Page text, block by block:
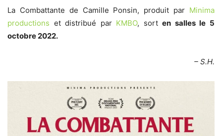
La Combattante de Camille Ponsin, produit par Minima
productions et distribué par KMBO, sorten salles le 5
octobre 2022.
– S.H.